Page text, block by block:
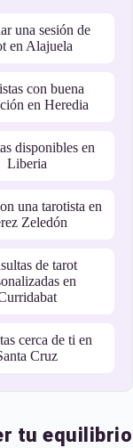
una sesión de
en Alajuela
con buena
en Heredia
disponibles en
Liberia
una tarotista en
Zeledón
de tarot
en
cerca de ti en
Cruz
tu equilibrio